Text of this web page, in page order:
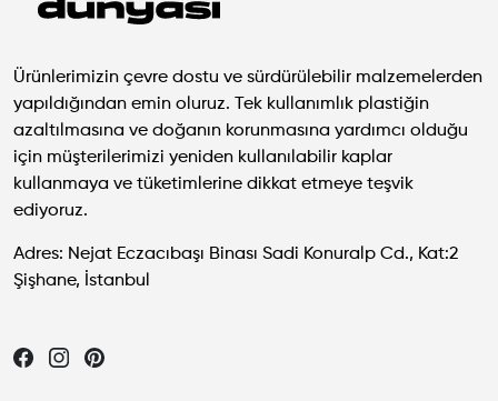
Ürünlerimizin çevre dostu ve sürdürülebilir malzemelerden
yapıldığından emin oluruz. Tek kullanımlık plastiğin
azaltılmasına ve doğanın korunmasına yardımcı olduğu
için müşterilerimizi yeniden kullanılabilir kaplar
kullanmaya ve tüketimlerine dikkat etmeye teşvik
ediyoruz.
Adres: Nejat Eczacıbaşı Binası Sadi Konuralp Cd., Kat:2
Şişhane, İstanbul
Let's be friends...